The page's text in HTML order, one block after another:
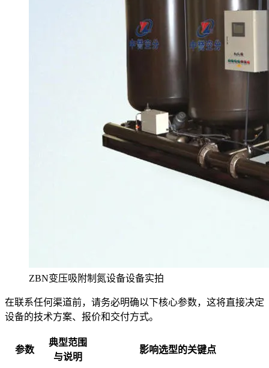
ZBN变压吸附制氮设备设备实拍
在联系任何渠道前，请务必明确以下核心参数，这将直接决定
设备的技术方案、报价和交付方式。
参数
典型范围
与说明
影响选型的关键点